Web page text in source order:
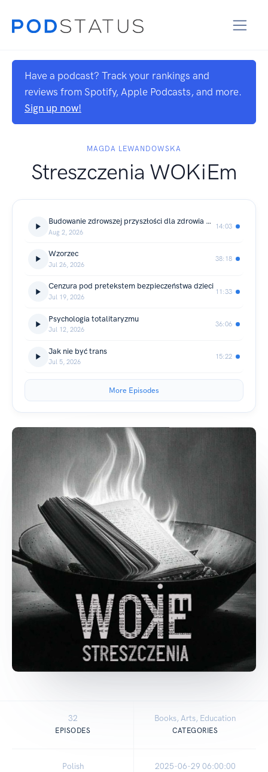
Have a podcast? Track your rankings and
reviews from Spotify, Apple Podcasts, and more.
Sign up now!
MAGDA LEWANDOWSKA
Streszczenia WOKiEm
Budowanie zdrowszej przyszłości dla zdrowia psychicznego mężczyzn: argumenty za terapią skoncentrowaną na mężczyznach
Aug 2, 2026
14:03
Wzorzec
Jul 26, 2026
38:18
Cenzura pod pretekstem bezpieczeństwa dzieci
Jul 19, 2026
11:33
Psychologia totalitaryzmu
Jul 12, 2026
36:06
Jak nie być trans
Jul 5, 2026
15:22
More Episodes
32
EPISODES
Books, Arts, Education
CATEGORIES
Polish 2025-06-29 06:00:00